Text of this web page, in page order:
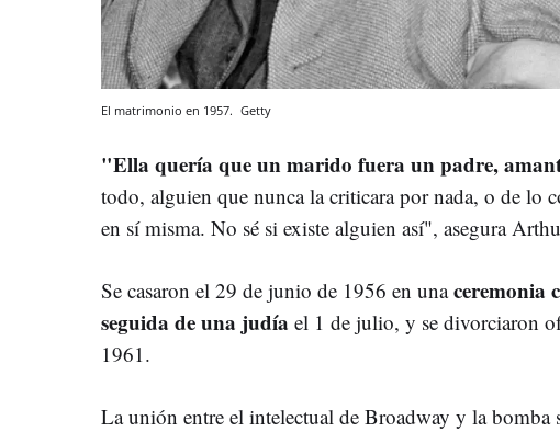
El matrimonio en 1957. Getty
"Ella quería que un marido fuera un padre,
todo, alguien que nunca la criticara por nada, o de lo
en sí misma. No sé si existe alguien así", asegura
Se casaron el 29 de junio de 1956 en unaceremonia
seguida de una judía el 1 de julio, y se divorciaron
1961.
La unión entre el intelectual de Broadway y la